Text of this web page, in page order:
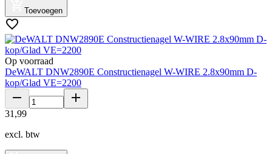
Toevoegen
Op voorraad
DeWALT DNW2890E Constructienagel W-WIRE 2.8x90mm D-
kop/Glad VE=2200
31 ,99
excl. btw